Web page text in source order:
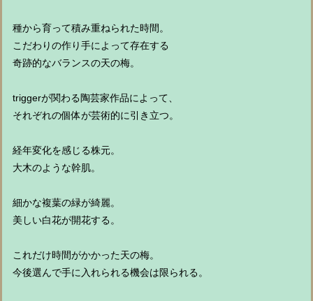
種から育って積み重ねられた時間。
こだわりの作り手によって存在する
奇跡的なバランスの天の梅。
triggerが関わる陶芸家作品によって、
それぞれの個体が芸術的に引き立つ。
経年変化を感じる株元。
大木のような幹肌。
細かな複葉の緑が綺麗。
美しい白花が開花する。
これだけ時間がかかった天の梅。
今後選んで手に入れられる機会は限られる。